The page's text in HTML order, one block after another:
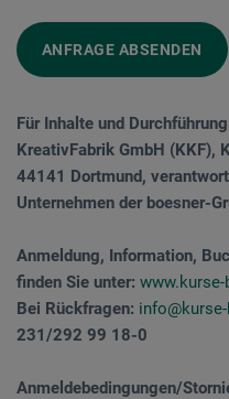
ANFRAGE ABSENDEN
Für Inhalte und
KreativFabrik GmbH (KKF),
44141 Dortmund,
Unternehmen der boesner-
Anmeldung, Information,
finden Sie unter: www.kurse-
Bei Rückfragen:
231/292 99 18-0
Anmeldebedingungen/